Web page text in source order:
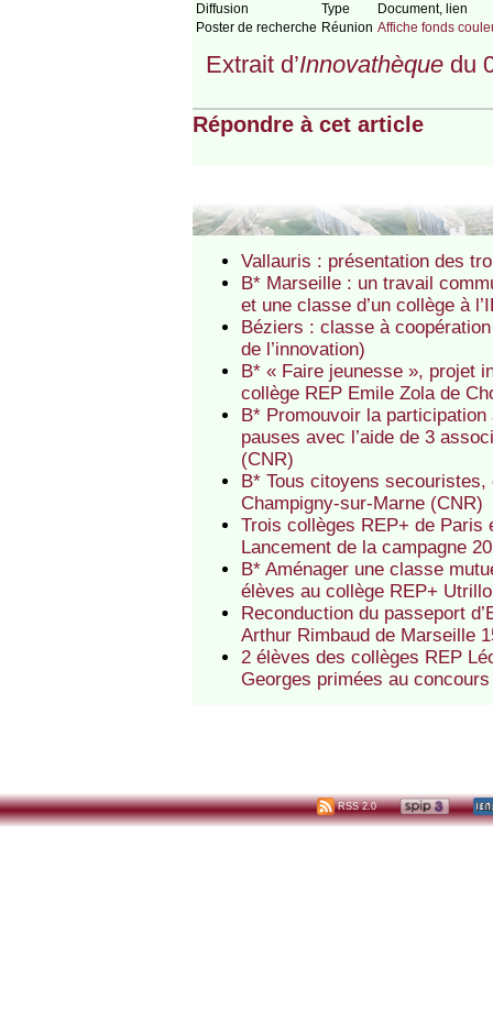
Diffusion Type
Document, lien
Poster de recherche Réunion Affiche fonds
Extrait d’Innovathèquedu
Répondre à cet article
Vallauris : présentation des
B* Marseille : un travail
et une classe d’un collège à
Béziers : classe à
de l’innovation)
B* « Faire jeunesse », projet
collège REP Emile Zola de
B* Promouvoir la
pauses avec l’aide de 3
(CNR)
B* Tous citoyens
Champigny-sur-Marne (CNR)
Trois collèges REP+ de Paris
Lancement de la campagne
B* Aménager une classe
élèves au collège REP+
Reconduction du passeport
Arthur Rimbaud de Marseille
2 élèves des collèges REP
Georges primées au
RSS 2.0